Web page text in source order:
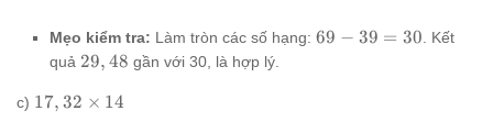
Mẹo kiểm tra: Làm tròn các số hạng: 69
69 − 39 = 30 . Kết
quả 29,48
29, 48 gần với 30, là hợp lý.
c) 17,32
17, 32 × 14